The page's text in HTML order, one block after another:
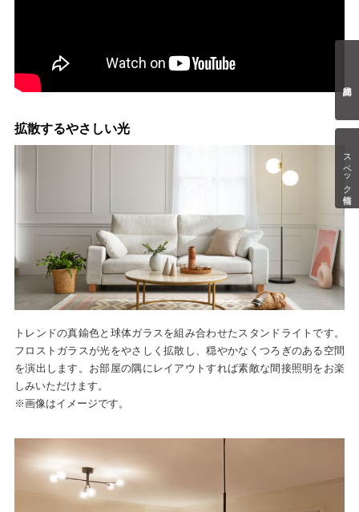
スペック情報
拡散するやさしい光
トレンドの真鍮色と球体ガラスを組み合わせたスタンドライトです。
フロストガラスが光をやさしく拡散し、穏やかなくつろぎのある空間
を演出します。お部屋の隅にレイアウトすれば素敵な間接照明をお楽
しみいただけます。
※画像はイメージです。